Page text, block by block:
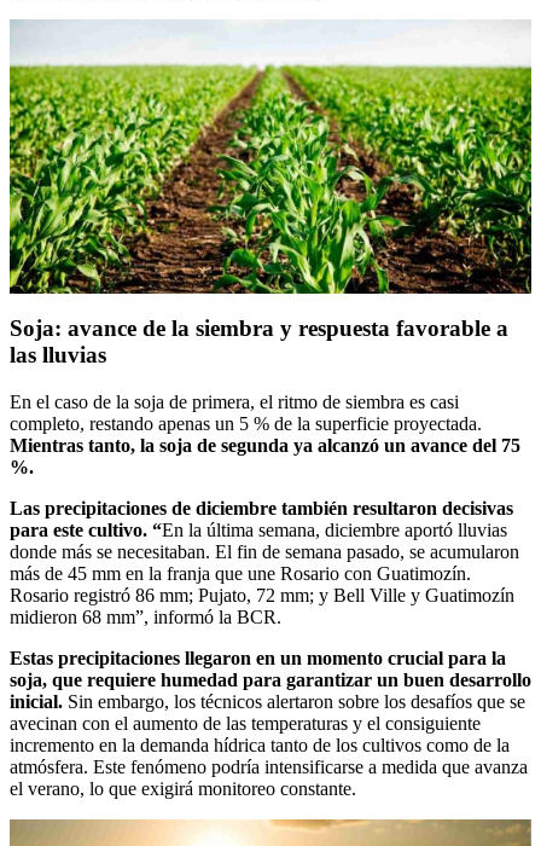
Soja: avance de la siembra y respuesta favorable a
las lluvias
En el caso de la soja de primera, el ritmo de siembra es casi
completo, restando apenas un 5 % de la superficie proyectada.
Mientras tanto, la soja de segunda ya alcanzó un avance del 75
%.
Las precipitaciones de diciembre también resultaron decisivas
para este cultivo. “En la última semana, diciembre aportó lluvias
donde más se necesitaban. El fin de semana pasado, se acumularon
más de 45 mm en la franja que une Rosario con Guatimozín.
Rosario registró 86 mm; Pujato, 72 mm; y Bell Ville y Guatimozín
midieron 68 mm”, informó la BCR.
Estas precipitaciones llegaron en un momento crucial para la
soja, que requiere humedad para garantizar un buen desarrollo
inicial. Sin embargo, los técnicos alertaron sobre los desafíos que se
avecinan con el aumento de las temperaturas y el consiguiente
incremento en la demanda hídrica tanto de los cultivos como de la
atmósfera. Este fenómeno podría intensificarse a medida que avanza
el verano, lo que exigirá monitoreo constante.